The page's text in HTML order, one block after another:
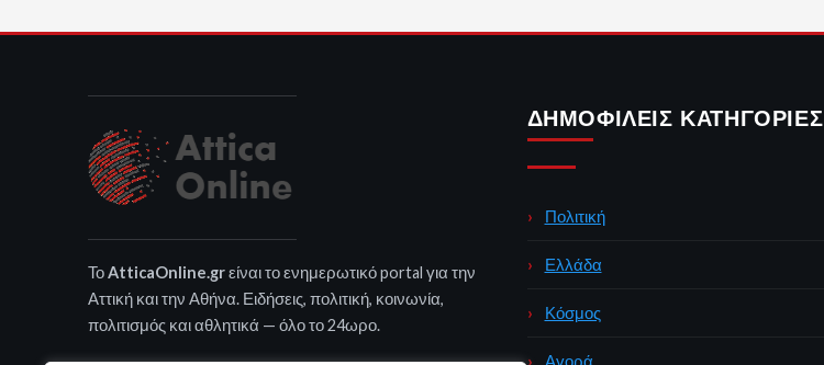
ΤοAtticaOnline.grείναι το ενημερωτικό portal για την
Αττική και την Αθήνα. Ειδήσεις, πολιτική, κοινωνία,
πολιτισμός και αθλητικά — όλο το 24ωρο.
ΔΗΜΟΦΙΛΕΊΣ ΚΑΤΗΓΟΡΊΕΣ
Πολιτική
Ελλάδα
Κόσμος
Αγορά